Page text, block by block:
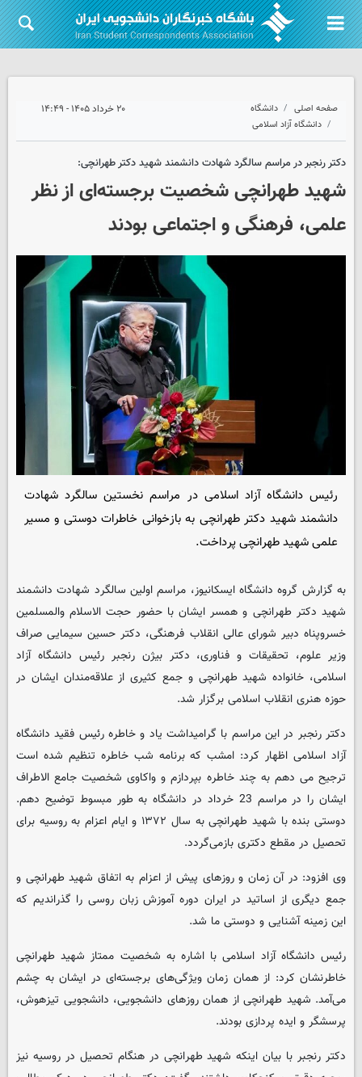
صفحه اصلی
دانشگاه
دانشگاه آزاد اسلامی
۲۰ خرداد ۱۴۰۵ - ۱۴:۴۹
دکتر رنجبر در مراسم سالگرد شهادت دانشمند شهید دکتر طهرانچی:
شهید طهرانچی شخصیت برجسته‌ای از نظر
علمی، فرهنگی و اجتماعی بودند
رئیس دانشگاه آزاد اسلامی در مراسم نخستین سالگرد شهادت
دانشمند شهید دکتر طهرانچی به بازخوانی خاطرات دوستی و مسیر
علمی شهید طهرانچی پرداخت.
به گزارش گروه دانشگاه ایسکانیوز، مراسم اولین سالگرد شهادت دانشمند
شهید دکتر طهرانچی و همسر ایشان با حضور حجت الاسلام والمسلمین
خسروپناه دبیر شورای عالی انقلاب فرهنگی، دکتر حسین سیمایی صراف
وزیر علوم، تحقیقات و فناوری، دکتر بیژن رنجبر رئیس دانشگاه آزاد
اسلامی، خانواده شهید طهرانچی و جمع کثیری از علاقه‌مندان ایشان در
حوزه هنری انقلاب اسلامی برگزار شد.
دکتر رنجبر در این مراسم با گرامیداشت یاد و خاطره رئیس فقید دانشگاه
آزاد اسلامی اظهار کرد: امشب که برنامه شب خاطره تنظیم شده است
ترجیح می دهم به چند خاطره بپردازم و واکاوی شخصیت جامع الاطراف
ایشان را در مراسم 23 خرداد در دانشگاه به طور مبسوط توضیح دهم.
دوستی بنده با شهید طهرانچی به سال ۱۳۷۲ و ایام اعزام به روسیه برای
تحصیل در مقطع دکتری بازمی‌گردد.
وی افزود: در آن زمان و روزهای پیش از اعزام به اتفاق شهید طهرانچی و
جمع دیگری از اساتید در ایران دوره آموزش زبان روسی را گذراندیم که
این زمینه آشنایی و دوستی ما شد.
رئیس دانشگاه آزاد اسلامی با اشاره به شخصیت ممتاز شهید طهرانچی
خاطرنشان کرد: از همان زمان ویژگی‌های برجسته‌ای در ایشان به چشم
می‌آمد. شهید طهرانچی از همان روزهای دانشجویی، دانشجویی تیزهوش،
پرسشگر و ایده پردازی بودند.
دکتر رنجبر با بیان اینکه شهید طهرانچی در هنگام تحصیل در روسیه نیز